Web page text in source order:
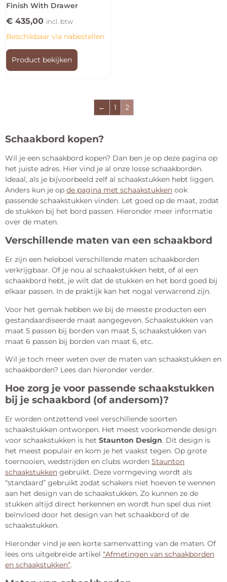
Finish With Drawer
€ 435,00 incl. btw
Beschikbaar via nabestellen
Product bekijken
← 1 2
Schaakbord kopen?
Wil je een schaakbord kopen? Dan ben je op deze pagina op
het juiste adres. Hier vind je al onze losse schaakborden.
Ideaal, als je bijvoorbeeld zelf al schaakstukken hebt liggen.
Anders kun je op de pagina met schaakstukken ook
passende schaakstukken vinden. Let goed op de maat, zodat
de stukken bij het bord passen. Hieronder meer informatie
over de maten.
Verschillende maten van een schaakbord
Er zijn een heleboel verschillende maten schaakborden
verkrijgbaar. Of je nou al schaakstukken hebt, of al een
schaakbord hebt, je wilt dat de stukken en het bord goed bij
elkaar passen. In de praktijk kan het nogal verwarrend zijn.
Voor het gemak hebben we bij de meeste producten een
gestandaardiseerde maat aangegeven. Schaakstukken van
maat 5 passen bij borden van maat 5, schaakstukken van
maat 6 passen bij borden van maat 6, etc.
Wil je toch meer weten over de maten van schaakstukken en
schaakborden? Lees dan hieronder verder.
Hoe zorg je voor passende schaakstukken
bij je schaakbord (of andersom)?
Er worden ontzettend veel verschillende soorten
schaakstukken ontworpen. Het meest voorkomende design
voor schaakstukken is het Staunton Design. Dit design is
het meest populair en kom je het vaakst tegen. Op grote
toernooien, wedstrijden en clubs worden Staunton
schaakstukken gebruikt. Deze vormgeving wordt als
“standaard” gebruikt zodat schakers niet hoeven te wennen
aan het design van de schaakstukken. Zo kunnen ze de
stukken altijd direct herkennen en wordt hun spel dus niet
beïnvloed door het design van het schaakbord of de
schaakstukken.
Hieronder vind je een korte samenvatting van de maten. Of
lees ons uitgebreide artikel “Afmetingen van schaakborden
en schaakstukken”.